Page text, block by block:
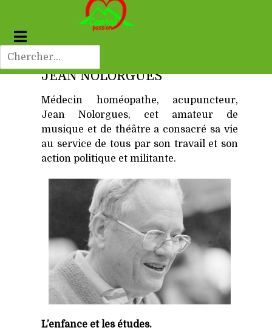
JEAN NOLORGUES
Médecin homéopathe, acupuncteur,
Jean Nolorgues, cet amateur de
musique et de théâtre a consacré sa vie
au service de tous par son travail et son
action politique et militante.
L’enfance et les études.